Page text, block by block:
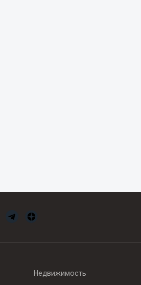
Недвижимость